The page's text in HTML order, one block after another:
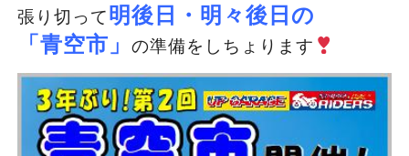
張り切って明後日・明々後日の
「青空市」
の準備をしちょります